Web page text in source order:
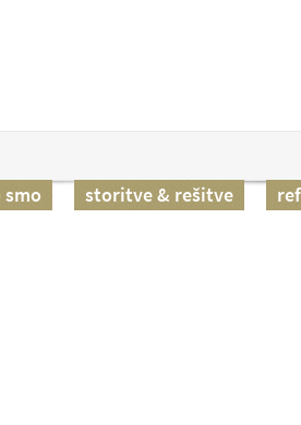
storitve & rešitve